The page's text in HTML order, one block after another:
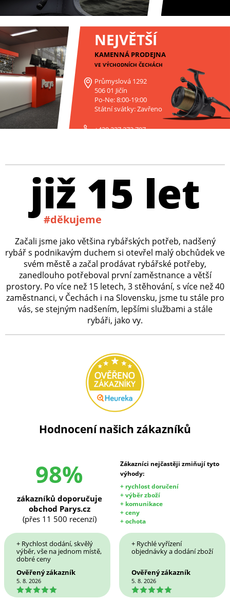
NEJVĚTŠÍ
KAMENNÁ PRODEJNA
VE VÝCHODNÍCH ČECHÁCH
Průmyslová 1292
506 01 Jičín
Po-Ne: 8:00-19:00
Státní svátky: Zavřeno
+420 227 272 797
již 15 let
#děkujeme
Začali jsme jako většina rybářských potřeb, nadšený
rybář s podnikavým duchem si otevřel malý obchůdek ve
svém městě a začal prodávat rybářské potřeby,
zanedlouho potřeboval první zaměstnance a větší
prostory. Po více než 15 letech, 3 stěhování, s více než 40
zaměstnanci, v Čechách i na Slovensku, jsme tu stále pro
vás, se stejným nadšením, lepšími službami a stále
rybáři, jako vy.
Hodnocení našich zákazníků
98%
Zákazníci nejčastěji zmiňují tyto
výhody:
+ rychlost doručení
+ výběr zboží
+ komunikace
+ ceny
+ ochota
zákazníků doporučuje
obchod Parys.cz
(přes 11 500 recenzí)
+ Rychlost dodání, skvělý
výběr, vše na jednom místě,
dobré ceny
Ověřený zákazník
5. 8. 2026
5
+ Rychlé vyřízení
objednávky a dodání zboží
Ověřený zákazník
5. 8. 2026
5